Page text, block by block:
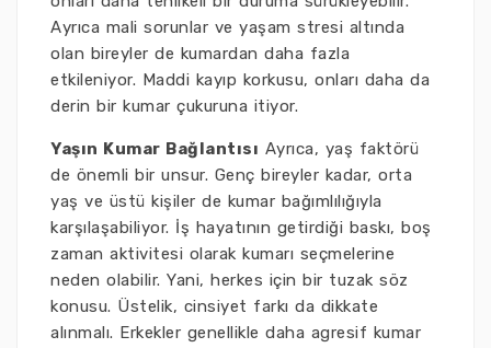
Ayrıca mali sorunlar ve yaşam stresi altında
olan bireyler de kumardan daha fazla
etkileniyor. Maddi kayıp korkusu, onları daha da
derin bir kumar çukuruna itiyor.
Yaşın Kumar Bağlantısı Ayrıca, yaş faktörü
de önemli bir unsur. Genç bireyler kadar, orta
yaş ve üstü kişiler de kumar bağımlılığıyla
karşılaşabiliyor. İş hayatının getirdiği baskı, boş
zaman aktivitesi olarak kumarı seçmelerine
neden olabilir. Yani, herkes için bir tuzak söz
konusu. Üstelik, cinsiyet farkı da dikkate
alınmalı. Erkekler genellikle daha agresif kumar